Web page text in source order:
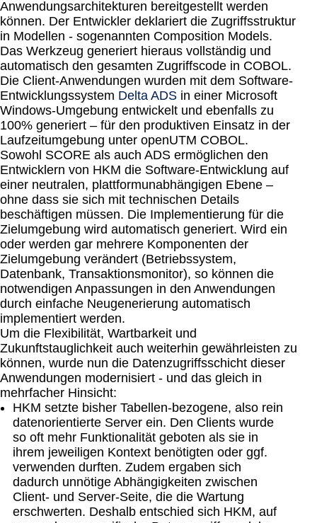
Anwendungsarchitekturen bereitgestellt werden
können. Der Entwickler deklariert die Zugriffsstruktur
in Modellen - sogenannten Composition Models.
Das Werkzeug generiert hieraus vollständig und
automatisch den gesamten Zugriffscode in COBOL.
Die Client-Anwendungen wurden mit dem Software-
Entwicklungssystem Delta ADS in einer Microsoft
Windows-Umgebung entwickelt und ebenfalls zu
100% generiert – für den produktiven Einsatz in der
Laufzeitumgebung unter openUTM COBOL.
Sowohl SCORE als auch ADS ermöglichen den
Entwicklern von HKM die Software-Entwicklung auf
einer neutralen, plattformunabhängigen Ebene –
ohne dass sie sich mit technischen Details
beschäftigen müssen. Die Implementierung für die
Zielumgebung wird automatisch generiert. Wird ein
oder werden gar mehrere Komponenten der
Zielumgebung verändert (Betriebssystem,
Datenbank, Transaktionsmonitor), so können die
notwendigen Anpassungen in den Anwendungen
durch einfache Neugenerierung automatisch
implementiert werden.
Um die Flexibilität, Wartbarkeit und
Zukunftstauglichkeit auch weiterhin gewährleisten zu
können, wurde nun die Datenzugriffsschicht dieser
Anwendungen modernisiert - und das gleich in
mehrfacher Hinsicht:
HKM setzte bisher Tabellen-bezogene, also rein
datenorientierte Server ein. Den Clients wurde
so oft mehr Funktionalität geboten als sie in
ihrem jeweiligen Kontext benötigten oder ggf.
verwenden durften. Zudem ergaben sich
dadurch unnötige Abhängigkeiten zwischen
Client- und Server-Seite, die die Wartung
erschwerten. Deshalb entschied sich HKM, auf